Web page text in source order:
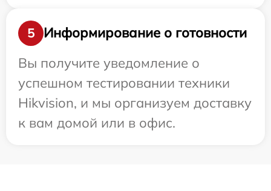
5
Информирование о готовности
Вы получите уведомление о
успешном тестировании техники
Hikvision, и мы организуем доставку
к вам домой или в офис.